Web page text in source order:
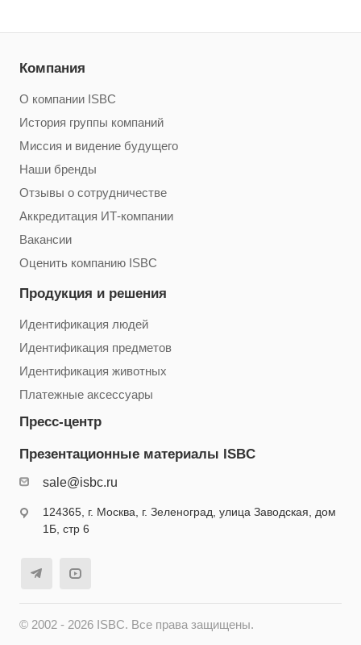
Компания
О компании ISBC
История группы компаний
Миссия и видение будущего
Наши бренды
Отзывы о сотрудничестве
Аккредитация ИТ-компании
Вакансии
Оценить компанию ISBC
Продукция и решения
Идентификация людей
Идентификация предметов
Идентификация животных
Платежные аксессуары
Пресс-центр
Презентационные материалы ISBC
sale@isbc.ru
124365, г. Москва, г. Зеленоград, улица Заводская, дом
1Б, стр 6
© 2002 - 2026 ISBC. Все права защищены.